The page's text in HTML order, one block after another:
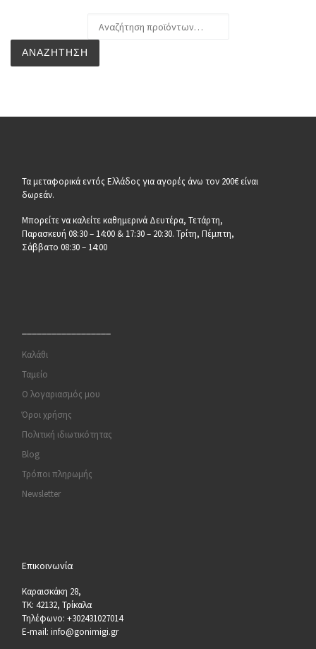
ΑΝΑΖΉΤΗΣΗ
Τα μεταφορικά εντός Ελλάδος για αγορές άνω τον 200€ είναι
δωρεάν.
Μπορείτε να καλείτε καθημερινά Δευτέρα, Τετάρτη,
Παρασκευή 08:30 – 14:00 & 17:30 – 20:30. Τρίτη, Πέμπτη,
Σάββατο 08:30 – 14:00
Καλάθι
Ταμείο
Ο λογαριασμός μου
Όροι χρήσης
Πολιτική ιδιωτικότητας
Blog
Τρόποι πληρωμής
Newsletter
Επικοινωνία
Καραισκάκη 28,
ΤΚ: 42132, Τρίκαλα
Τηλέφωνο: +302431027014
E-mail: info@gonimigi.gr